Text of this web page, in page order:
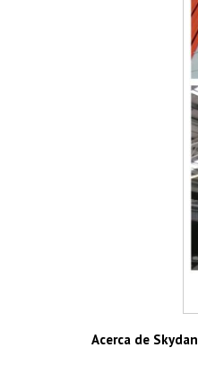
Acerca de Skydan